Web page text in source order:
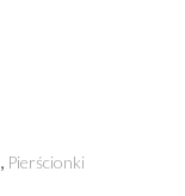
, Pierścionki